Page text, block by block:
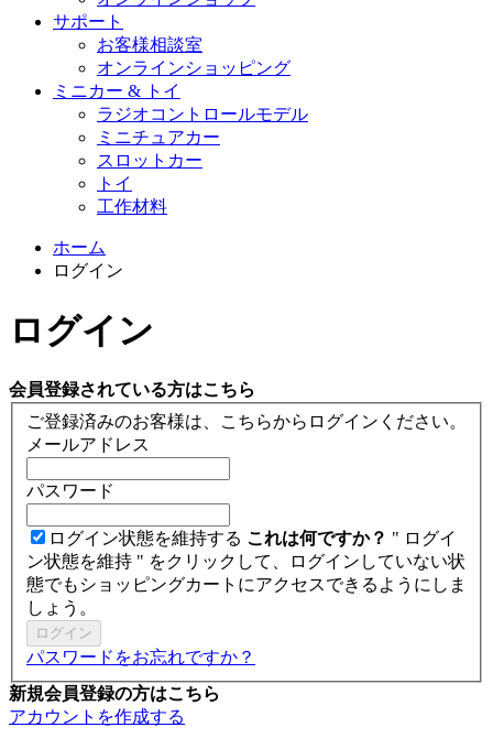
サポート
お客様相談室
オンラインショッピング
ミニカー & トイ
ラジオコントロールモデル
ミニチュアカー
スロットカー
トイ
工作材料
ホーム
ログイン
ログイン
会員登録されている方はこちら
ご登録済みのお客様は、こちらからログインください。
メールアドレス
パスワード
ログイン状態を維持する これは何ですか？ " ログイ
ン状態を維持 " をクリックして、ログインしていない状
態でもショッピングカートにアクセスできるようにしま
しょう。
ログイン
パスワードをお忘れですか？
新規会員登録の方はこちら
アカウントを作成する